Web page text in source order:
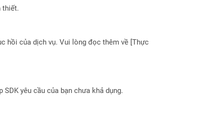
thiết.
hồi của dịch vụ. Vui lòng đọc thêm về [Thực
yêu cầu của bạn chưa khả dụng.